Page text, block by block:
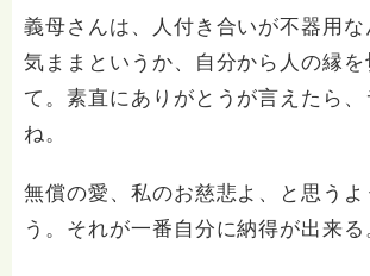
義母さんは、人付き合いが不器用
気ままというか、自分から人の縁を
て。素直にありがとうが言えたら、
ね。
無償の愛、私のお慈悲よ、と思うよ
う。それが一番自分に納得が出来る